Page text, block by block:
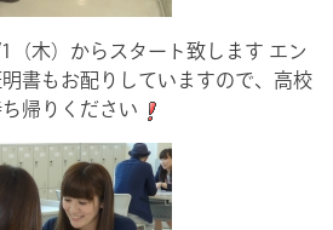
（木）からスタート致します エン
明書もお配りしていますので、高校
帰りください